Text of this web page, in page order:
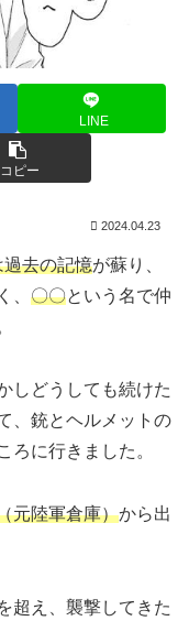
LINE
コピー
2024.04.23
過去の記憶が蘇り、
、 〇〇という名で仲
しどうしても続けた
、銃とヘルメットの
ろに行きました。
元陸軍倉庫）から出
超え、襲撃してきた